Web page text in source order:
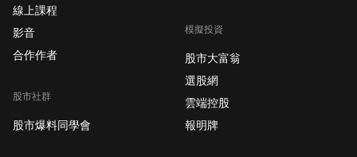
線上課程
影音
合作作者
股市社群
股市爆料同學會
模擬投資
股市大富翁
選股網
雲端控股
報明牌